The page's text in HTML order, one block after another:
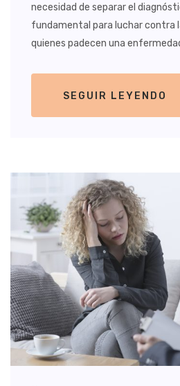
necesidad de separar el
fundamental para luchar contra
quienes padecen una
SEGUIR LEYENDO